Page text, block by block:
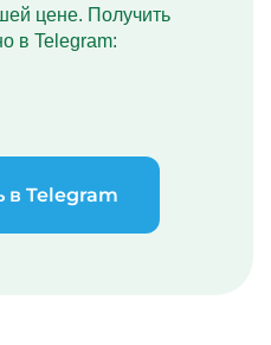
цене. Получить
в Telegram:
в Telegram